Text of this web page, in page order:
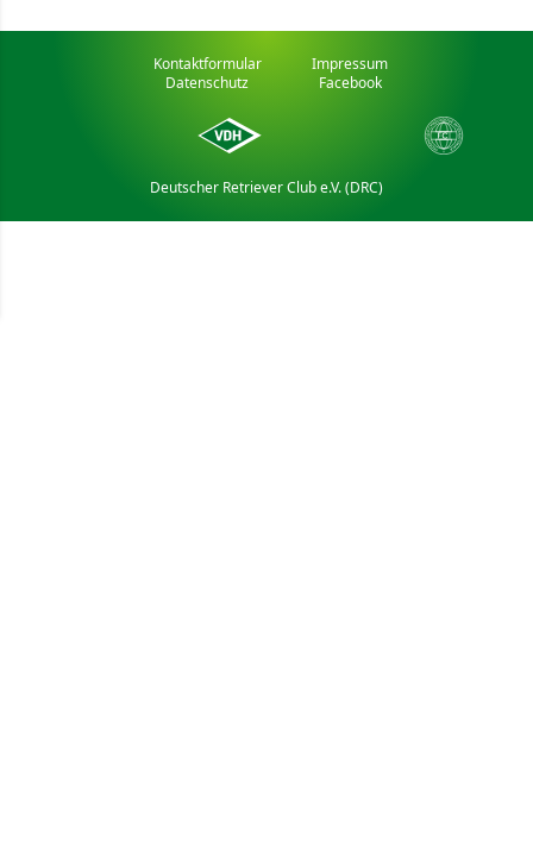
Deutscher Retriever Club e.V. (DRC)
Kontaktformular
Impressum
Datenschutz
Facebook